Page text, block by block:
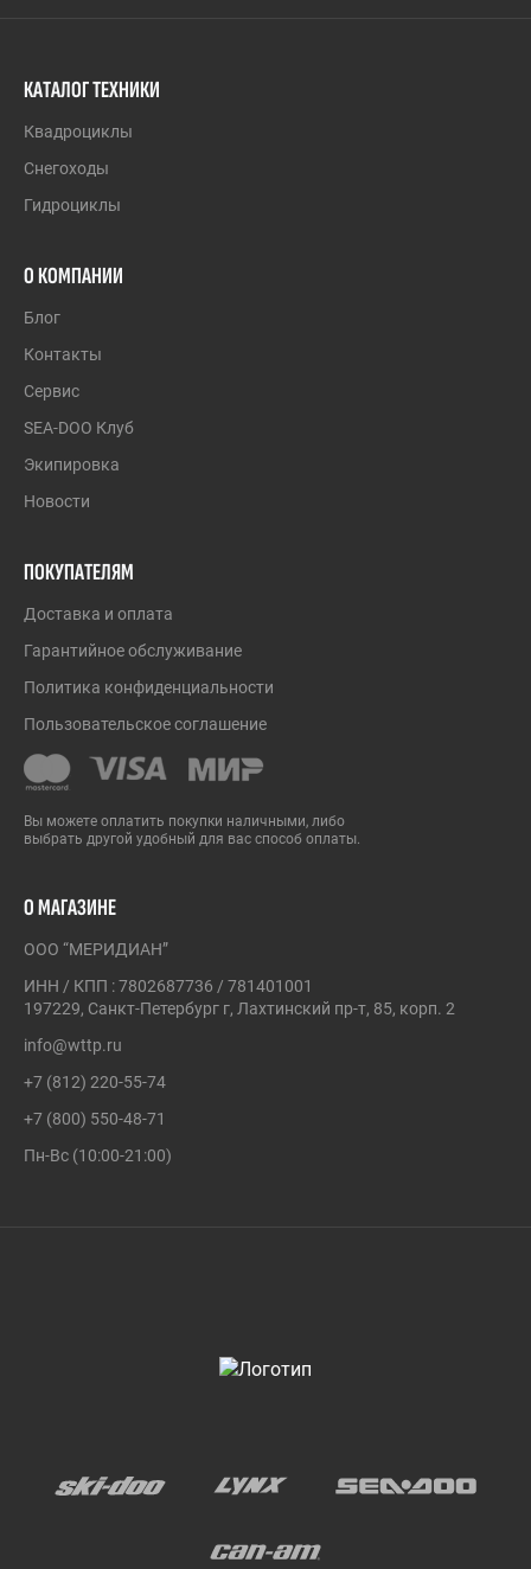
КАТАЛОГ ТЕХНИКИ
Квадроциклы
Снегоходы
Гидроциклы
О КОМПАНИИ
Блог
Контакты
Сервис
SEA-DOO Клуб
Экипировка
Новости
ПОКУПАТЕЛЯМ
Доставка и оплата
Гарантийное обслуживание
Политика конфиденциальности
Пользовательское соглашение
Вы можете оплатить покупки наличными, либо
выбрать другой удобный для вас способ оплаты.
О МАГАЗИНЕ
ООО “МЕРИДИАН”
ИНН / КПП : 7802687736 / 781401001
197229, Санкт-Петербург г, Лахтинский пр-т, 85, корп. 2
info@wttp.ru
+7 (812) 220-55-74
+7 (800) 550-48-71
Пн-Вс (10:00-21:00)